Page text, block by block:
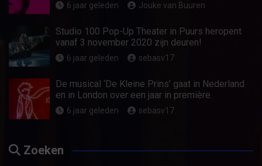
6 jaar geleden Jouke van Buuren
Studio 100 Pop-Up Theater in Puurs heropent
vanaf 3 november 2020 zijn deuren!
6 jaar geleden sebasv17
De musical ‘De Kleine Prins’ gaat in Nederland
en in London over een jaar in première.
6 jaar geleden sebasv17
Zoeken